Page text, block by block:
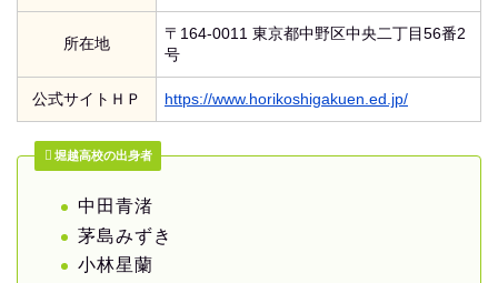
所在地
〒164-0011 東京都中野区中央二丁目56番2
号
公式サイトＨＰ https://www.horikoshigakuen.ed.jp/
堀越高校の出身者
中田青渚
茅島みずき
小林星蘭